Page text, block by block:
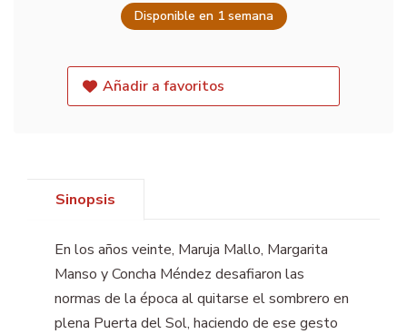
Disponible en 1 semana
Añadir a favoritos
Sinopsis
En los años veinte, Maruja Mallo, Margarita
Manso y Concha Méndez desafiaron las
normas de la época al quitarse el sombrero en
plena Puerta del Sol, haciendo de ese gesto